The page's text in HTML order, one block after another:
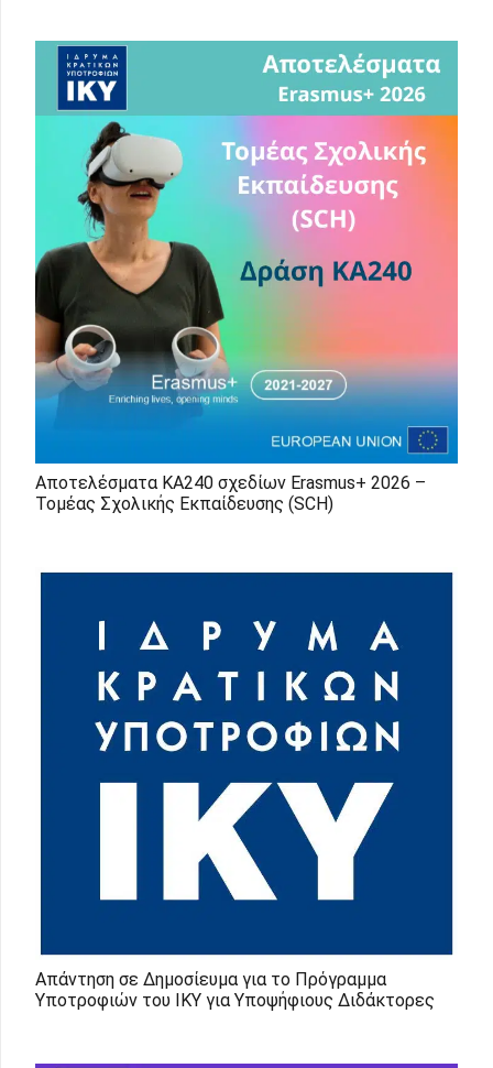
Αποτελέσματα KA240 σχεδίων Erasmus+ 2026 –
Τομέας Σχολικής Εκπαίδευσης (SCH)
Απάντηση σε Δημοσίευμα για το Πρόγραμμα
Υποτροφιών του ΙΚΥ για Υποψήφιους Διδάκτορες